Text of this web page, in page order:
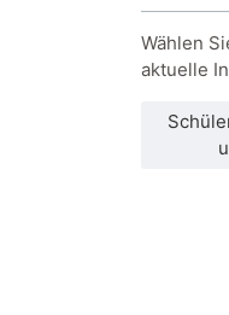
Wählen
aktuelle